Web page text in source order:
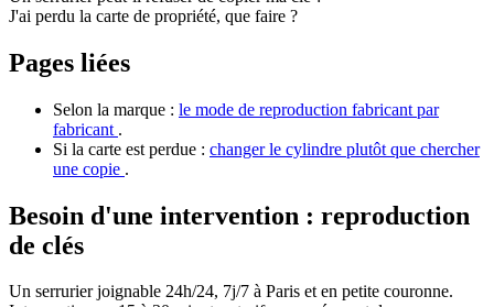
J'ai perdu la carte de propriété, que faire ?
Pages liées
Selon la marque : le mode de reproduction fabricant par
fabricant .
Si la carte est perdue : changer le cylindre plutôt que chercher
une copie .
Besoin d'une intervention : reproduction
de clés
Un serrurier joignable 24h/24, 7j/7 à Paris et en petite couronne.